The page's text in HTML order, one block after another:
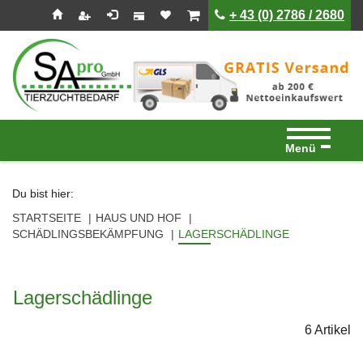
Seitenebreiche:
ist leerist leer+ 43 (0) 2786 / 2680
Menü
Du bist hier:
STARTSEITE
HAUS UND HOF
SCHÄDLINGSBEKÄMPFUNG
LAGERSCHÄDLINGE
Lagerschädlinge
6 Artikel